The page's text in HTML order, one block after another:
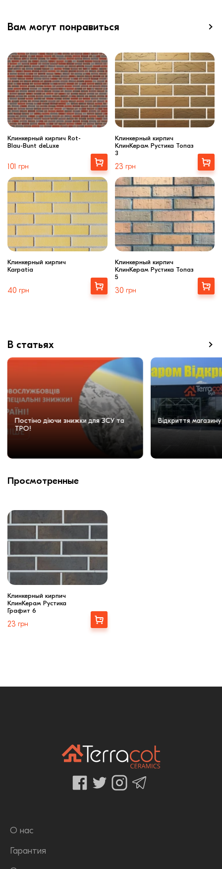
Вам могут понравиться
Клинкерный кирпич Rot-
Blau-Bunt deLuxe
101 грн
Купити
Клинкерный кирпич
КлинКерам Рустика Топаз
3
23 грн
Выбрать
Клинкерный кирпич
Karpatia
40 грн
Купити
Клинкерный кирпич
КлинКерам Рустика Топаз
5
30 грн
Выбрать
В статьях
Постіно діючи знижки для ЗСУ та
ТРО!
Відкриття магазину
Просмотренные
Клинкерный кирпич
КлинКерам Рустика
Графит 6
23 грн
Выбрать
О нас
Гарантия